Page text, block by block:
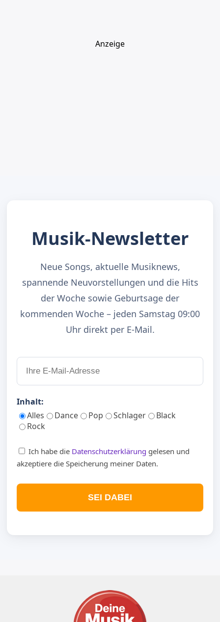
Anzeige
Musik-Newsletter
Neue Songs, aktuelle Musiknews,
spannende Neuvorstellungen und die Hits
der Woche sowie Geburtsage der
kommenden Woche – jeden Samstag 09:00
Uhr direkt per E-Mail.
Inhalt:
Alles
Dance Pop Schlager
Black
Rock
Ich habe die Datenschutzerklärung gelesen und
akzeptiere die Speicherung meiner Daten.
SEI DABEI